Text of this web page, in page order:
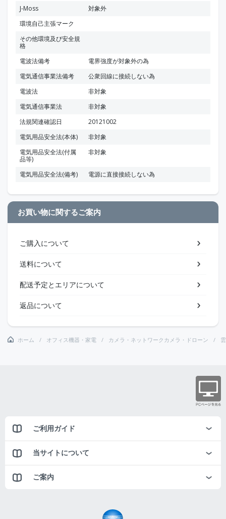
J-Moss
対象外
環境自己主張マーク
その他環境及び安全規
格
電波法備考
電界強度が対象外の為
電気通信事業法備考
公衆回線に接続しない為
電波法
非対象
電気通信事業法
非対象
法規関連確認日
20121002
電気用品安全法(本体)
非対象
電気用品安全法(付属
品等)
非対象
電気用品安全法(備考) 電源に直接接続しない為
お買い物に関するご案内
ご購入について
送料について
配送予定とエリアについて
返品について
ホーム オフィス機器・家電 カメラ・ネットワークカメラ・ドローン
ご利用ガイド
当サイトについて
ご案内